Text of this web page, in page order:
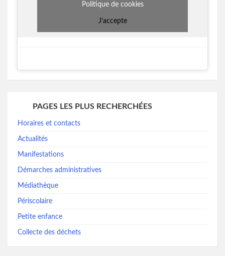
Politique de cookies
J’accepte
PAGES LES PLUS RECHERCHÉES
Horaires et contacts
Actualités
Manifestations
Démarches administratives
Médiathèque
Périscolaire
Petite enfance
Collecte des déchets